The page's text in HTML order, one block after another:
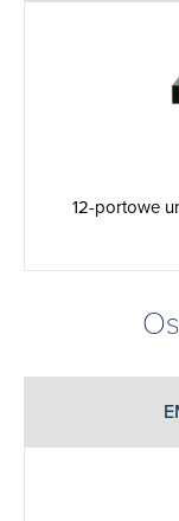
12-portowe